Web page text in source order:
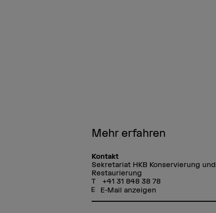
Mehr erfahren
Kontakt
Sekretariat HKB Konservierung und
Restaurierung
+41 31 848 38 78
E-Mail anzeigen